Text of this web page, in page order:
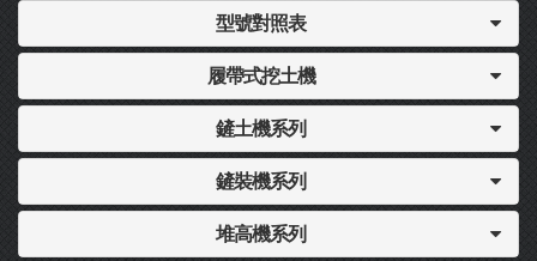
型號對照表
履帶式挖土機
鏟土機系列
鏟裝機系列
堆高機系列